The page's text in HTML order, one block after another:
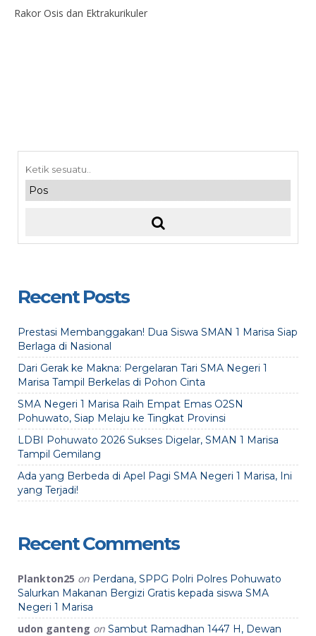
Rakor Osis dan Ektrakurikuler
Recent Posts
Prestasi Membanggakan! Dua Siswa SMAN 1 Marisa Siap
Berlaga di Nasional
Dari Gerak ke Makna: Pergelaran Tari SMA Negeri 1
Marisa Tampil Berkelas di Pohon Cinta
SMA Negeri 1 Marisa Raih Empat Emas O2SN
Pohuwato, Siap Melaju ke Tingkat Provinsi
LDBI Pohuwato 2026 Sukses Digelar, SMAN 1 Marisa
Tampil Gemilang
Ada yang Berbeda di Apel Pagi SMA Negeri 1 Marisa, Ini
yang Terjadi!
Recent Comments
Plankton25 on Perdana, SPPG Polri Polres Pohuwato
Salurkan Makanan Bergizi Gratis kepada siswa SMA
Negeri 1 Marisa
udon ganteng on Sambut Ramadhan 1447 H, Dewan